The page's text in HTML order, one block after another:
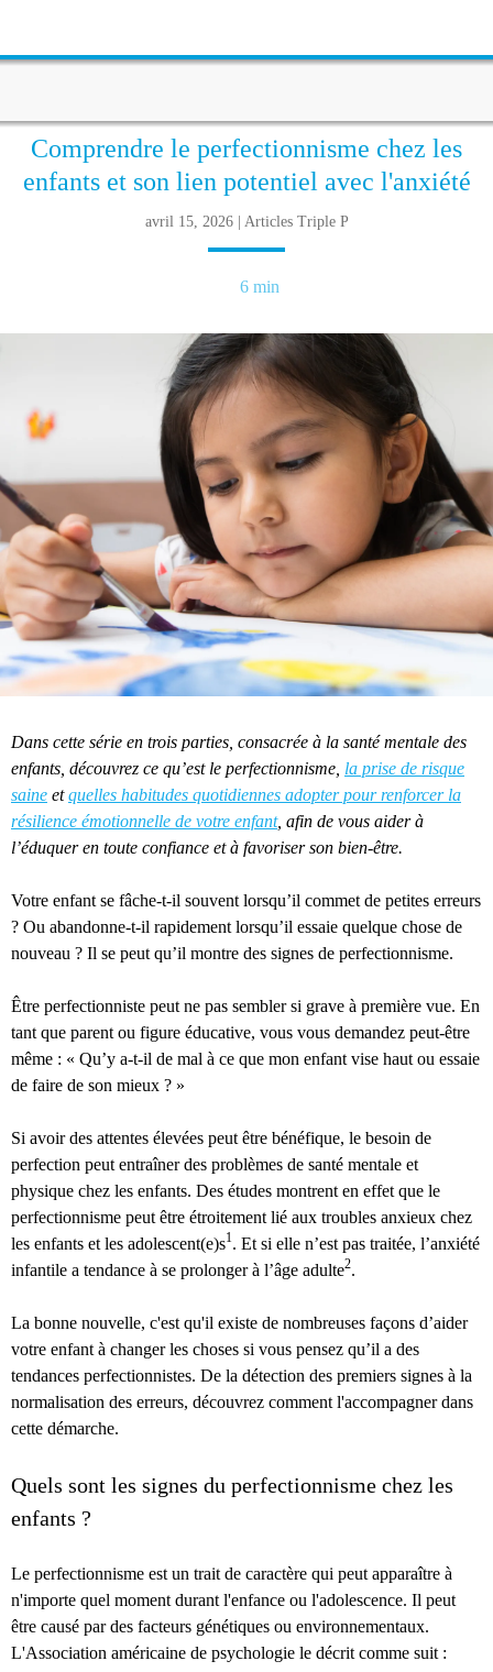
Comprendre le perfectionnisme chez les
enfants et son lien potentiel avec l'anxiété
avril 15, 2026 | Articles Triple P
6 min
Dans cette série en trois parties, consacrée à la santé mentale des
enfants, découvrez ce qu’est le perfectionnisme, la prise de risque
saine etquelles habitudes quotidiennes adopter pour renforcer la
résilience émotionnelle de votre enfant, afin de vous aider à
l’éduquer en toute confiance et à favoriser son bien-être.
Votre enfant se fâche-t-il souvent lorsqu’il commet de petites erreurs
? Ou abandonne-t-il rapidement lorsqu’il essaie quelque chose de
nouveau ? Il se peut qu’il montre des signes de perfectionnisme.
Être perfectionniste peut ne pas sembler si grave à première vue. En
tant que parent ou figure éducative, vous vous demandez peut-être
même : « Qu’y a-t-il de mal à ce que mon enfant vise haut ou essaie
de faire de son mieux ? »
Si avoir des attentes élevées peut être bénéfique, le besoin de
perfection peut entraîner des problèmes de santé mentale et
physique chez les enfants. Des études montrent en effet que le
perfectionnisme peut être étroitement lié aux troubles anxieux chez
les enfants et les adolescent(e)s1 . Et si elle n’est pas traitée, l’anxiété
infantile a tendance à se prolonger à l’âge adulte2.
La bonne nouvelle, c'est qu'il existe de nombreuses façons d’aider
votre enfant à changer les choses si vous pensez qu’il a des
tendances perfectionnistes. De la détection des premiers signes à la
normalisation des erreurs, découvrez comment l'accompagner dans
cette démarche.
Quels sont les signes du perfectionnisme chez les
enfants ?
Le perfectionnisme est un trait de caractère qui peut apparaître à
n'importe quel moment durant l'enfance ou l'adolescence. Il peut
être causé par des facteurs génétiques ou environnementaux.
L'Association américaine de psychologie le décrit comme suit :